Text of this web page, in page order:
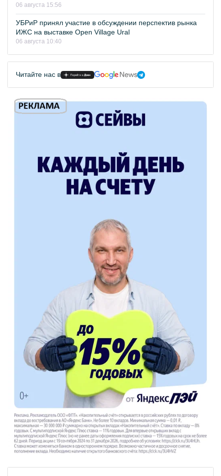
06 августа 15:56
УБРиР принял участие в обсуждении перспектив рынка
ИЖС на выставке Open Village Ural
06 августа 10:40
Читайте нас в